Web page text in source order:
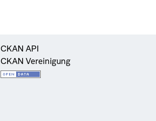
CKAN API
CKAN Vereinigung